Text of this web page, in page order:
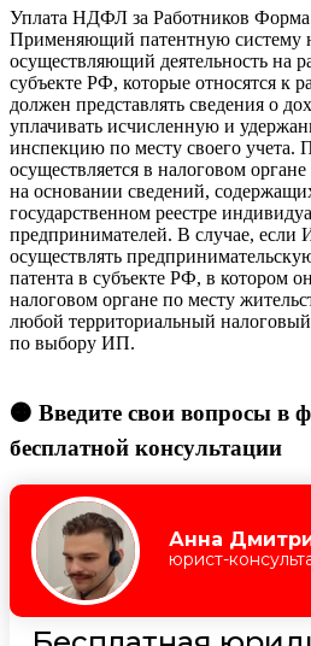
Уплата НДФЛ за Работников
Применяющий патентную систему
осуществляющий деятельность на
субъекте РФ, которые относятся к
должен представлять сведения о
уплачивать исчисленную и
инспекцию по месту своего учета.
осуществляется в налоговом
на основании сведений,
государственном реестре
предпринимателей. В случае, если
осуществлять
патента в субъекте РФ, в котором
налоговом органе по месту
любой территориальный
по выбору ИП.
🟠 Введите свои вопросы в
бесплатной консультации